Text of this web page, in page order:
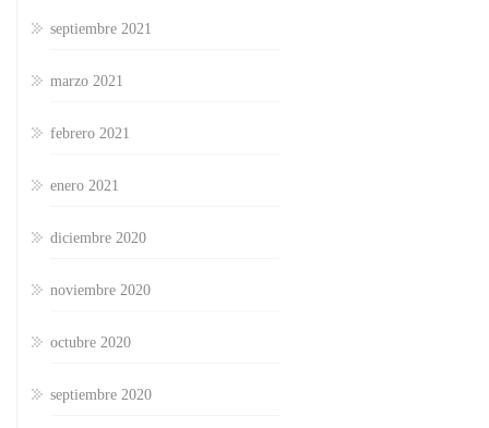
septiembre 2021
marzo 2021
febrero 2021
enero 2021
diciembre 2020
noviembre 2020
octubre 2020
septiembre 2020